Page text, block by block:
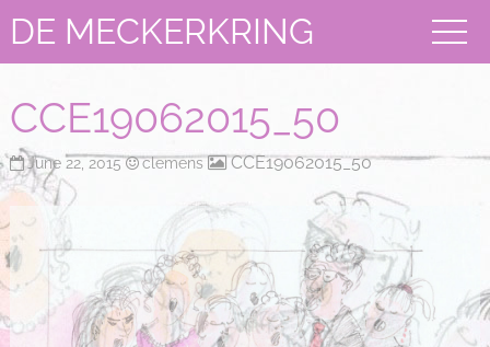
DE MECKERKRING
CCE19062015_50
June 22, 2015 clemens CCE19062015_50